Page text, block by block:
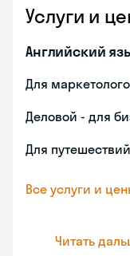
Услуги и
Английский
Для
Деловой - для
Для путешествий
Все услуги и
Читать